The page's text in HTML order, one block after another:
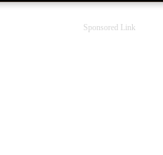
Sponsored Link